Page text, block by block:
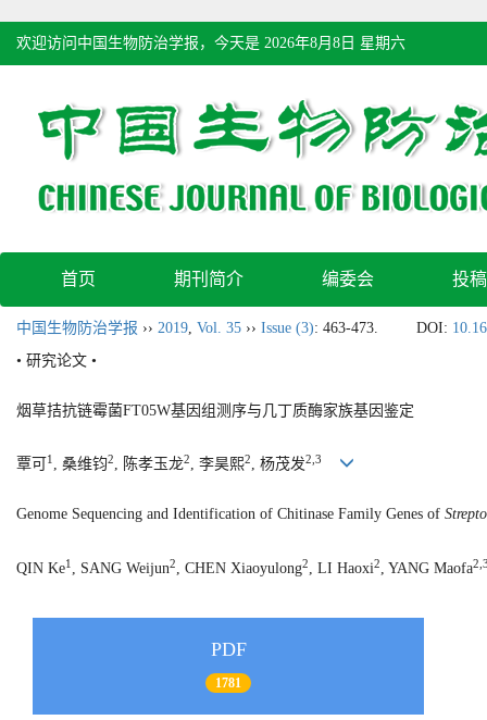
欢迎访问中国生物防治学报，今天是 2026年8月8日 星期六
首页 期刊简介 编委会 投
中国生物防治学报 ›› 2019, Vol. 35 ›› Issue (3): 463-473. DOI:
• 研究论文 •
烟草拮抗链霉菌FT05W基因组测序与几丁质酶家族基因鉴定
覃可 1 , 桑维钧2, 陈孝玉龙2, 李昊熙2, 杨茂发2,3
Genome Sequencing and Identification of Chitinase Family Genes of
QIN Ke1 , SANG Weijun2 , CHEN Xiaoyulong2 , LI Haoxi2 , YANG Maofa
PDF
1781